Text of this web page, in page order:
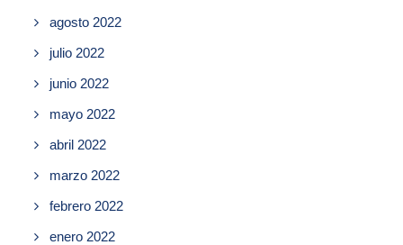
agosto 2022
julio 2022
junio 2022
mayo 2022
abril 2022
marzo 2022
febrero 2022
enero 2022